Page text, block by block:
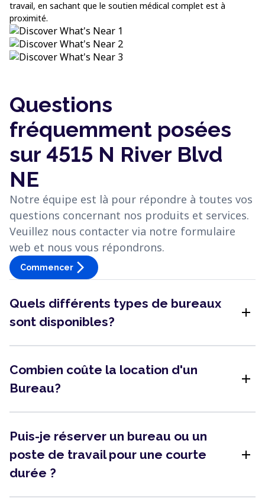
travail, en sachant que le soutien médical complet est à
proximité.
Questions
fréquemment posées
sur 4515 N River Blvd
NE
Notre équipe est là pour répondre à toutes vos
questions concernant nos produits et services.
Veuillez nous contacter via notre formulaire
web et nous vous répondrons.
Commencer arrow_forward_ios
Quels différents types de bureaux
sont disponibles?
add
Combien coûte la location d'un
Bureau?
add
Puis-je réserver un bureau ou un
poste de travail pour une courte
durée ?
add